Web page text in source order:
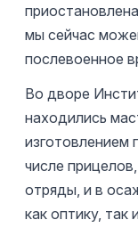
мы сейчас
послевоенное
Во дворе
находились
изготовлением
числе
отряды, и в
как оптику,